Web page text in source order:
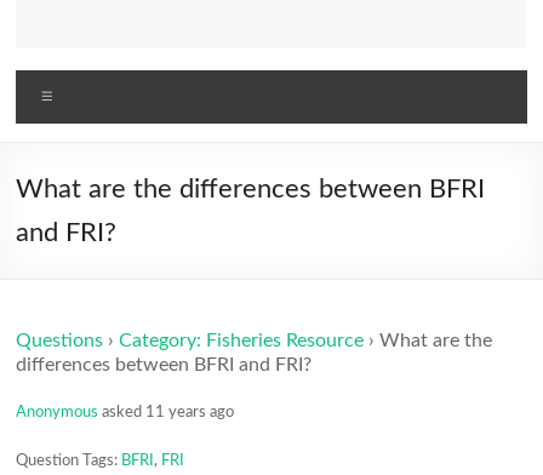
What are the differences between BFRI
and FRI?
Questions ›Category: Fisheries Resource ›What are the
differences between BFRI and FRI?
Anonymous asked 11 years ago
Question Tags: BFRI , FRI